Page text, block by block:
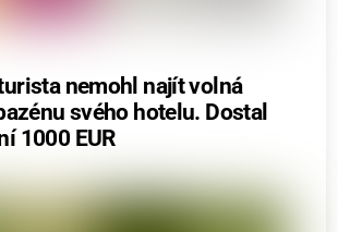
nemohl najít volná
svého hotelu. Dostal
1000 EUR